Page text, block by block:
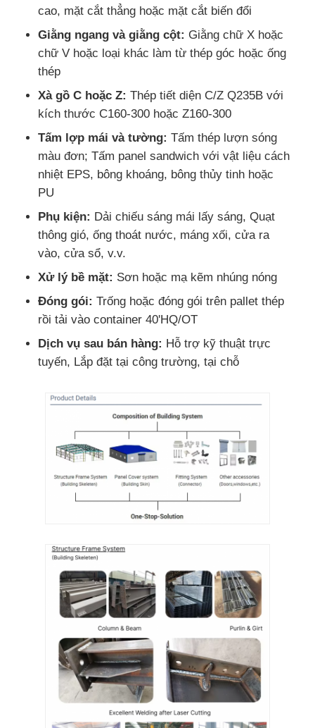
cao, mặt cắt thẳng hoặc mặt cắt biến đổi
Giằng ngang và giằng cột: Giằng chữ X hoặc
chữ V hoặc loại khác làm từ thép góc hoặc ống
thép
Xà gồ C hoặc Z: Thép tiết diện C/Z Q235B với
kích thước C160-300 hoặc Z160-300
Tấm lợp mái và tường: Tấm thép lượn sóng
màu đơn; Tấm panel sandwich với vật liệu cách
nhiệt EPS, bông khoáng, bông thủy tinh hoặc
PU
Phụ kiện: Dải chiếu sáng mái lấy sáng, Quạt
thông gió, ống thoát nước, máng xối, cửa ra
vào, cửa sổ, v.v.
Xử lý bề mặt: Sơn hoặc mạ kẽm nhúng nóng
Đóng gói: Trống hoặc đóng gói trên pallet thép
rồi tải vào container 40'HQ/OT
Dịch vụ sau bán hàng: Hỗ trợ kỹ thuật trực
tuyến, Lắp đặt tại công trường, tại chỗ